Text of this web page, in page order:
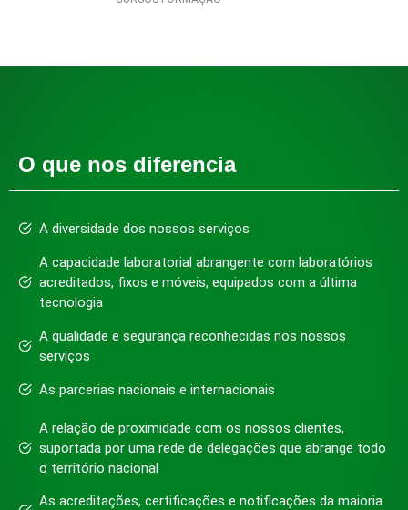
O que nos diferencia
A diversidade dos nossos serviços
A capacidade laboratorial abrangente com laboratórios
acreditados, fixos e móveis, equipados com a última
tecnologia
A qualidade e segurança reconhecidas nos nossos
serviços
As parcerias nacionais e internacionais
A relação de proximidade com os nossos clientes,
suportada por uma rede de delegações que abrange todo
o território nacional
As acreditações, certificações e notificações da maioria